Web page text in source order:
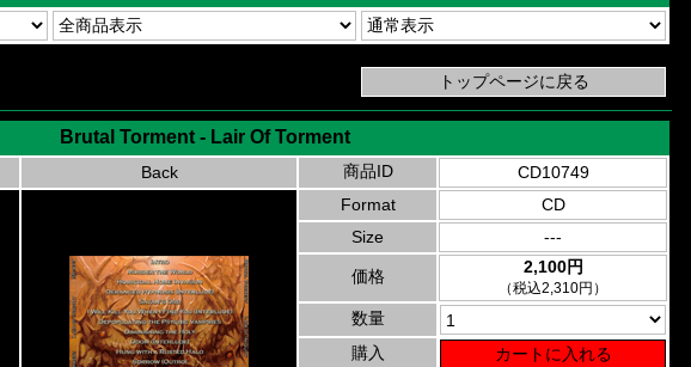
Brutal Torment - Lair Of Torment
Back 商品ID
CD10749
Format
CD
Size
---
価格 2,100円
（税込2,310円）
数量
購入